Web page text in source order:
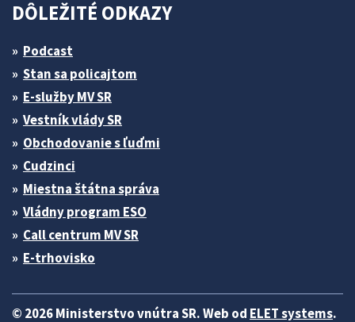
DÔLEŽITÉ ODKAZY
Podcast
Stan sa policajtom
E-služby MV SR
Vestník vlády SR
Obchodovanie s ľuďmi
Cudzinci
Miestna štátna správa
Vládny program ESO
Call centrum MV SR
E-trhovisko
© 2026 Ministerstvo vnútra SR. Web od ELET systems.